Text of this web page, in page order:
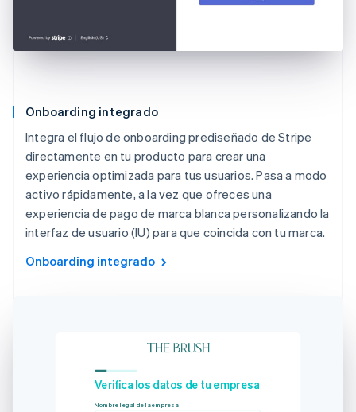
Onboarding integrado
Integra el flujo de onboarding prediseñado de Stripe
directamente en tu producto para crear una
experiencia optimizada para tus usuarios. Pasa a modo
activo rápidamente, a la vez que ofreces una
experiencia de pago de marca blanca personalizando la
interfaz de usuario (IU) para que coincida con tu marca.
Onboarding integrado
Verifica los datos de tu empresa
Nombre legal de la empresa